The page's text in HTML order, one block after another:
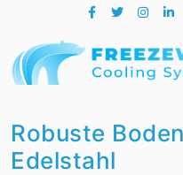
Robuste
Edelstahl